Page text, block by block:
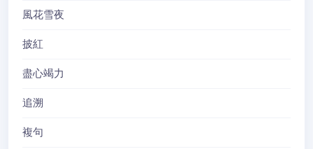
風花雪夜
披紅
盡心竭力
追溯
複句